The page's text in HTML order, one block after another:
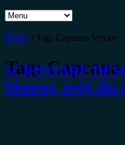
Home / Tag: Capcana Vexler
Tag:
SCRISOARE
Manega, ieșiți din